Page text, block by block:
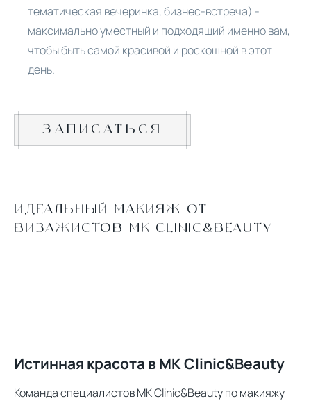
ИДЕАЛЬНЫЙ МАКИЯЖ ОТ
ВИЗАЖИСТОВ MK CLINIC&BEAUTY
тематическая вечеринка, бизнес-встреча) -
максимально уместный и подходящий именно вам,
чтобы быть самой красивой и роскошной в этот
день.
ЗАПИСАТЬСЯ
Истинная красота в MK Clinic&Beauty
Команда специалистов MK Clinic&Beauty по макияжу